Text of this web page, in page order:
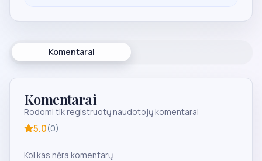
Komentarai
Komentarai
Rodomi tik registruotų naudotojų komentarai
5.0(0)
Kol kas nėra komentarų